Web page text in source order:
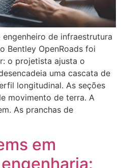
de infraestrutura
Bentley OpenRoads foi
o projetista ajusta o
uma cascata de
longitudinal. As seções
movimento de terra. A
As pranchas de
em